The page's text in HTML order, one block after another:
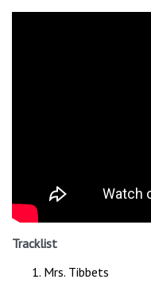
Tracklist
Mrs. Tibbets